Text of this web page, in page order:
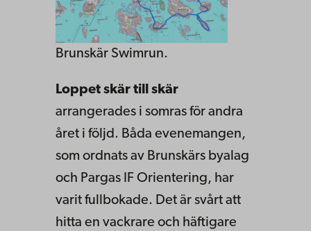
Brunskär Swimrun.
Loppet skär till skär
arrangerades i somras för andra
året i följd. Båda evenemangen,
som ordnats av Brunskärs byalag
och Pargas IF Orientering, har
varit fullbokade. Det är svårt att
hitta en vackrare och häftigare